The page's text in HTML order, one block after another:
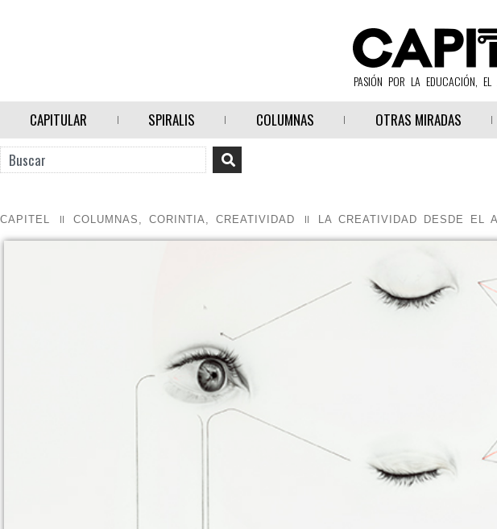
PASIÓN POR LA EDUCACIÓN,
CAPITULAR SPIRALIS COLUMNAS OTRAS MIRADAS
CAPITEL COLUMNAS , CORINTIA, CREATIVIDAD LA CREATIVIDAD DESDE EL